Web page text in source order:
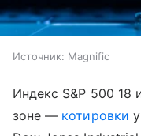
Источник: Magnific
Индекс S&P 500 18
зоне — котировки